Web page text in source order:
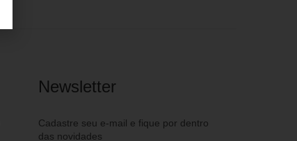
Newsletter
Cadastre seu e-mail e fique por dentro
das novidades